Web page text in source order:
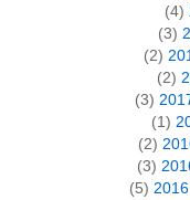
(4)
(3)
(2)
(2)
(3)
(1)
(2)
(3)
(5)